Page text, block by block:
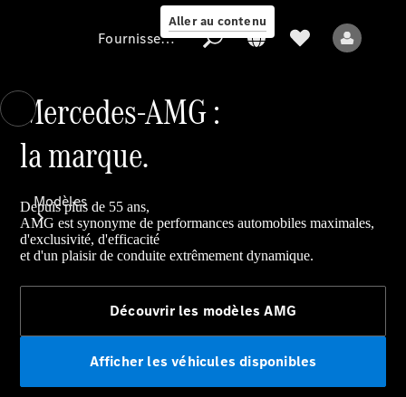
Aller au contenu
Protection des
Modèles
Nouveaux modèles
Fournisseur / Protection des données
Mercedes-AMG :
la marque.
Depuis plus de 55 ans,
AMG est synonyme de performances automobiles maximales,
d'exclusivité, d'efficacité
et d'un plaisir de conduite extrêmement dynamique.
Découvrir les modèles AMG
Afficher les véhicules disponibles